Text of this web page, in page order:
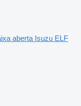
aberta Isuzu ELF